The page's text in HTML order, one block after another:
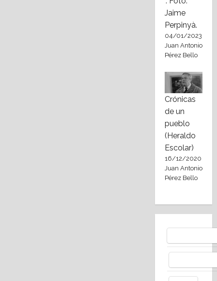
Jaime
Perpinyà.
04/01/2023
Juan Antonio
Pérez Bello
Crónicas
de un
pueblo
(Heraldo
Escolar)
16/12/2020
Juan Antonio
Pérez Bello